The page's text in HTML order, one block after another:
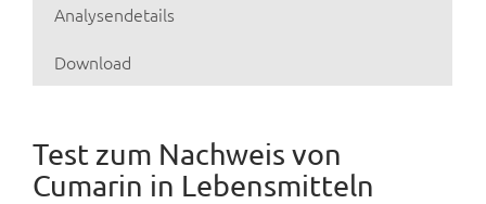
Analysendetails
Download
Test zum Nachweis von
Cumarin in Lebensmitteln